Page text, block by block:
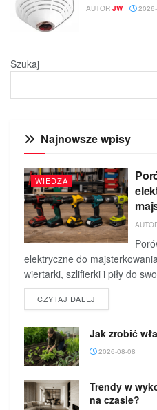
AUTOR JW 2026-
Szukaj
Najnowsze wpisy
WIEDZA
elektryczne do
wiertarki, szlifierki i piły do
CZYTAJ DALEJ
Jak zrobić
2026-08-08
Trendy w
na czasie?